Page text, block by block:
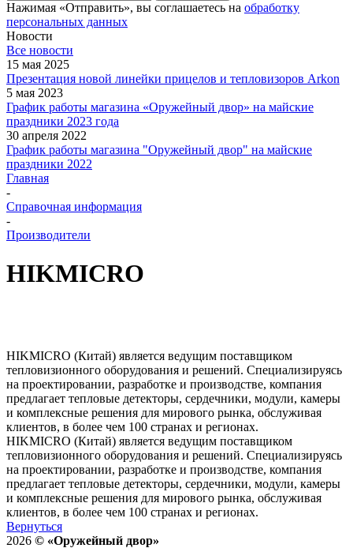
Нажимая «Отправить», вы соглашаетесь на обработку
персональных данных
Новости
Все новости
15 мая 2025
Презентация новой линейки прицелов и тепловизоров Arkon
5 мая 2023
График работы магазина «Оружейный двор» на майские
праздники 2023 года
30 апреля 2022
График работы магазина "Оружейный двор" на майские
праздники 2022
Главная
-
Справочная информация
-
Производители
HIKMICRO
HIKMICRO (Китай) является ведущим поставщиком
тепловизионного оборудования и решений. Специализируясь
на проектировании, разработке и производстве, компания
предлагает тепловые детекторы, сердечники, модули, камеры
и комплексные решения для мирового рынка, обслуживая
клиентов, в более чем 100 странах и регионах.
HIKMICRO (Китай) является ведущим поставщиком
тепловизионного оборудования и решений. Специализируясь
на проектировании, разработке и производстве, компания
предлагает тепловые детекторы, сердечники, модули, камеры
и комплексные решения для мирового рынка, обслуживая
клиентов, в более чем 100 странах и регионах.
Вернуться
2026 © «Оружейный двор»